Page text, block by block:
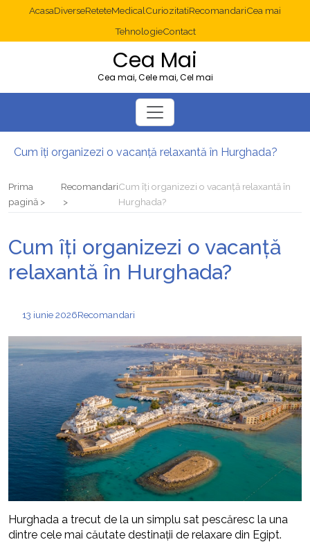
AcasaDiverseReteteMedicalCuriozitatiRecomandariCea mai
TehnologieContact
Cea Mai
Cea mai, Cele mai, Cel mai
Cum îți organizezi o vacanță relaxantă în Hurghada?
Multisite WordPress și Mastodon: cum gestionezi mai multe site-uri
Prima
pagină
RecomandariCum îți organizezi o vacanță relaxantă în
Hurghada?
Cum îți organizezi o vacanță
relaxantă în Hurghada?
13 iunie 2026Recomandari
Hurghada a trecut de la un simplu sat pescăresc la una
dintre cele mai căutate destinații de relaxare din Egipt.